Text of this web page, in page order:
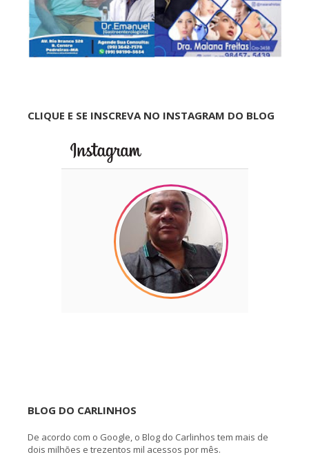
CLIQUE E SE INSCREVA NO INSTAGRAM DO BLOG
BLOG DO CARLINHOS
De acordo com o Google, o Blog do Carlinhos tem mais de
dois milhões e trezentos mil acessos por mês.